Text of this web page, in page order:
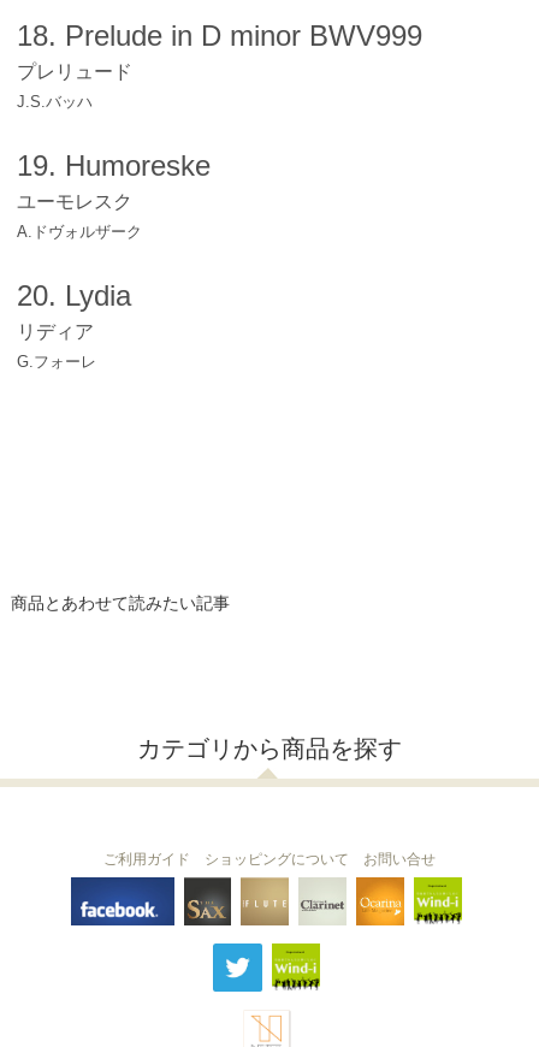
18. Prelude in D minor BWV999
プレリュード
J.S.バッハ
19. Humoreske
ユーモレスク
A.ドヴォルザーク
20. Lydia
リディア
G.フォーレ
商品とあわせて読みたい記事
カテゴリから商品を探す
THE SAX The Clarinet
Ocarina
ご利用ガイド ショッピングについて お問い合せ